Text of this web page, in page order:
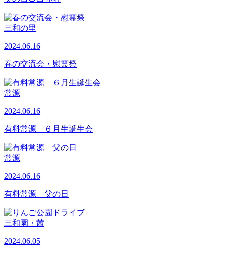
三和の里
2024.06.16
春の交流会・慰霊祭
常源
2024.06.16
有料常源 ６月生誕生会
常源
2024.06.16
有料常源 父の日
三和園・茜
2024.06.05